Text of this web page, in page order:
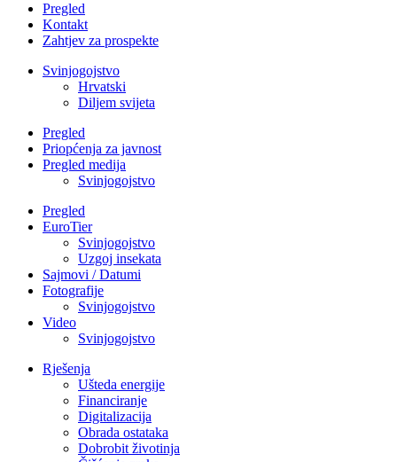
Pregled
Kontakt
Zahtjev za prospekte
Svinjogojstvo
Hrvatski
Diljem svijeta
Pregled
Priopćenja za javnost
Pregled medija
Svinjogojstvo
Pregled
EuroTier
Svinjogojstvo
Uzgoj insekata
Sajmovi / Datumi
Fotografije
Svinjogojstvo
Video
Svinjogojstvo
Rješenja
Ušteda energije
Financiranje
Digitalizacija
Obrada ostataka
Dobrobit životinja